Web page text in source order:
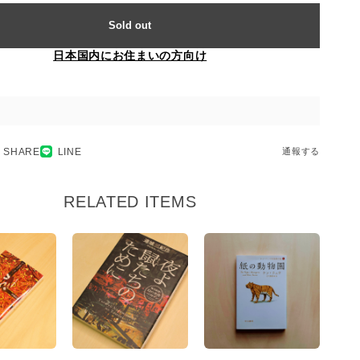
Sold out
日本国内にお住まいの方向け
SHARE LINE 通報する
RELATED ITEMS